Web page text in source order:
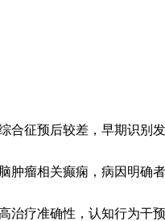
征预后较差，早期识别
瘤相关癫痫，病因明确者
疗准确性，认知行为干预